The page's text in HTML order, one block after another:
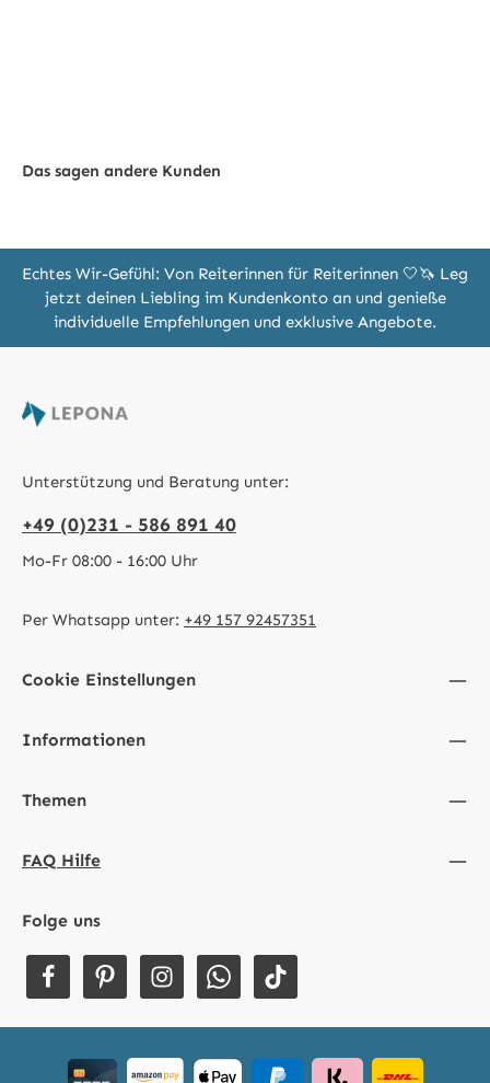
Das sagen andere Kunden
Echtes Wir-Gefühl: Von Reiterinnen für Reiterinnen 🤍🦄 Leg
jetzt deinen Liebling im Kundenkonto an und genieße
individuelle Empfehlungen und exklusive Angebote.
Unterstützung und Beratung unter:
+49 (0)231 - 586 891 40
Mo-Fr 08:00 - 16:00 Uhr
Per Whatsapp unter: +49 157 92457351
Cookie Einstellungen
Informationen
Themen
FAQ Hilfe
Folge uns